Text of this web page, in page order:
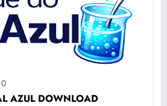
0
AZUL DOWNLOAD